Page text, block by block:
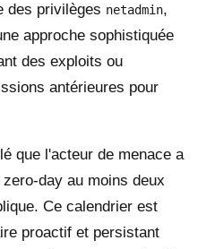
des privilèges netadmin,
approche sophistiquée
des exploits ou
antérieures pour
que l'acteur de menace a
day au moins deux
Ce calendrier est
proactif et persistant